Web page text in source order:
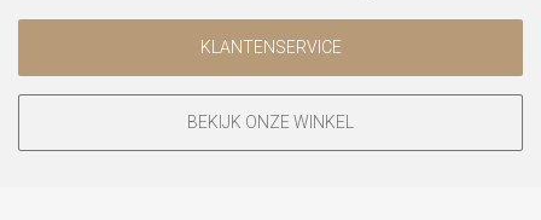
KLANTENSERVICE
BEKIJK ONZE WINKEL